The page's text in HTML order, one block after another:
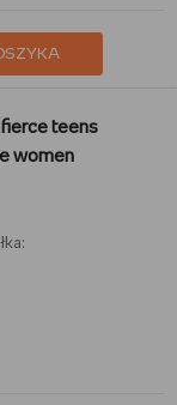
fierce teens
women